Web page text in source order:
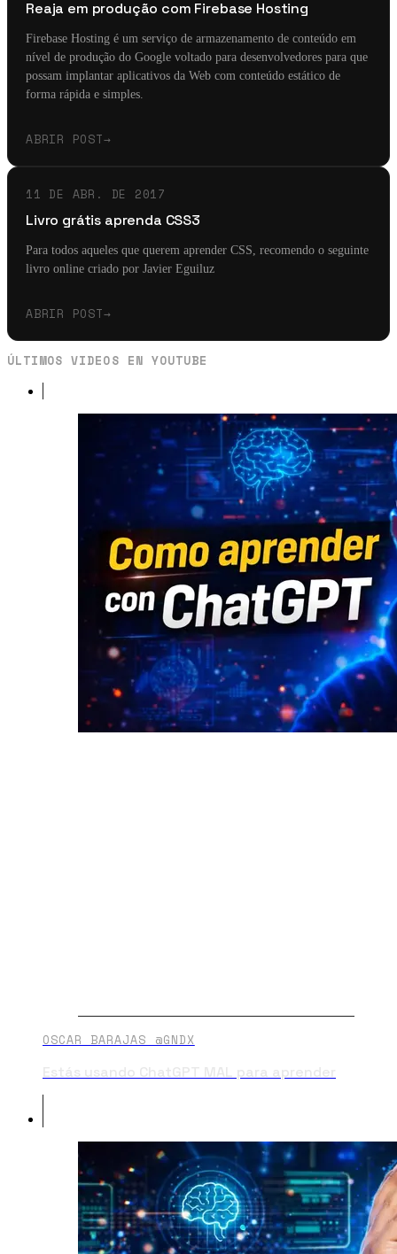
Reaja em produção com Firebase Hosting
Firebase Hosting é um serviço de armazenamento de conteúdo em
nível de produção do Google voltado para desenvolvedores para que
possam implantar aplicativos da Web com conteúdo estático de
forma rápida e simples.
ABRIR POST→
11 DE ABR. DE 2017
Livro grátis aprenda CSS3
Para todos aqueles que querem aprender CSS, recomendo o seguinte
livro online criado por Javier Eguiluz
ABRIR POST→
ÚLTIMOS VIDEOS EN YOUTUBE
OSCAR BARAJAS @GNDX